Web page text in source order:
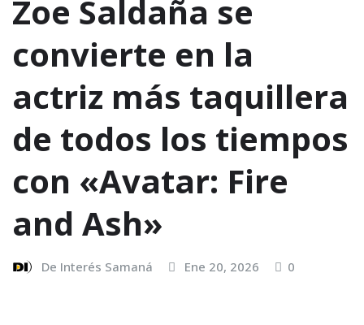
Zoe Saldaña se
convierte en la
actriz más taquillera
de todos los tiempos
con «Avatar: Fire
and Ash»
De Interés Samaná Ene 20, 2026 0